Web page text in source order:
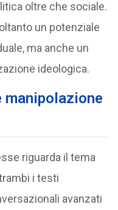
oltre che sociale.
un potenziale
ma anche un
ideologica.
manipolazione
riguarda il tema
i testi
avanzati